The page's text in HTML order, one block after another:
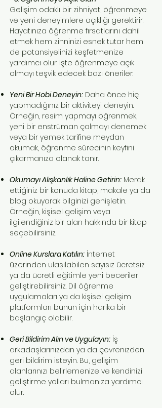
Gelişim odaklı bir zihniyet, öğrenmeye
ve yeni deneyimlere açıklığı gerektirir.
Hayatınıza öğrenme fırsatlarını dahil
etmek hem zihninizi esnek tutar hem
de potansiyelinizi keşfetmenize
yardımcı olur. İşte öğrenmeye açık
olmayı teşvik edecek bazı öneriler:
Yeni Bir Hobi Deneyin: Daha önce hiç
yapmadığınız bir aktiviteyi deneyin.
Örneğin, resim yapmayı öğrenmek,
yeni bir enstrüman çalmayı denemek
veya bir yemek tarifine meydan
okumak, öğrenme sürecinin keyfini
çıkarmanıza olanak tanır.
Okumayı Alışkanlık Haline Getirin: Merak
ettiğiniz bir konuda kitap, makale ya da
blog okuyarak bilginizi genişletin.
Örneğin, kişisel gelişim veya
ilgilendiğiniz bir alan hakkında bir kitap
seçebilirsiniz.
Online Kurslara Katılın: İnternet
üzerinden ulaşılabilen sayısız ücretsiz
ya da ücretli eğitimle yeni beceriler
geliştirebilirsiniz. Dil öğrenme
uygulamaları ya da kişisel gelişim
platformları bunun için harika bir
başlangıç olabilir.
Geri Bildirim Alın ve Uygulayın: İş
arkadaşlarınızdan ya da çevrenizden
geri bildirim isteyin. Bu, gelişim
alanlarınızı belirlemenize ve kendinizi
geliştirme yolları bulmanıza yardımcı
olur.